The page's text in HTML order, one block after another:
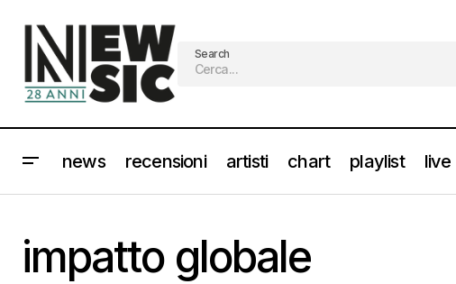
Search
news recensioni artisti chart playlist live
impatto globale